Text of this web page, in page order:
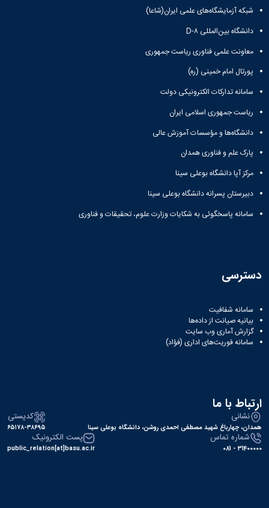
شبکه آزمایشگاه‌های علمی ایران(شاعا)
دانشگاه بین‌المللی D-۸
معاونت علمی فناوری ریاست جمهوری
پورتال امام خمینی (ره)
سامانه تدارکات الکترونیکی دولت
ریاست جمهوری اسلامی ایران
دانشگاه‌ها و مؤسسات آموزش عالی
پارک علم و فناوری همدان
مرکز آپا دانشگاه بوعلی سینا
دبیرستان پسرانه دانشگاه بوعلی سینا
سامانه پاسخگوئی به شکایات وزارت علوم، تحقیقات و فناوری
دسترسی
سامانه شفافیت
بیانیه صیانت از داده‌ها
گزارش آماری وب‌ سایت
سامانه فوریت‌های اداری (فؤاد)
ارتباط با ما
نشانی
همدان، چهارباغ شهید مصطفی احمدی روشن، دانشگاه بوعلی سینا
کدپستی
۶۵۱۷۸-۳۸۶۹۵
شماره تماس
31400000 - 081
پست الکترونیک
public_relation[at]basu.ac.ir